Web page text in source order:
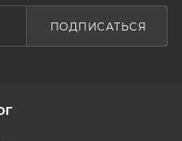
ПОДПИСАТЬСЯ